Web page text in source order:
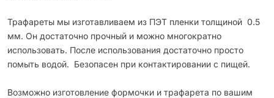
Трафареты мы изготавливаем из ПЭТ пленки толщиной 0.5
мм. Он достаточно прочный и можно многократно
использовать. После использования достаточно просто
помыть водой. Безопасен при контактировании с пищей.
Возможно изготовление формочки и трафарета по вашим